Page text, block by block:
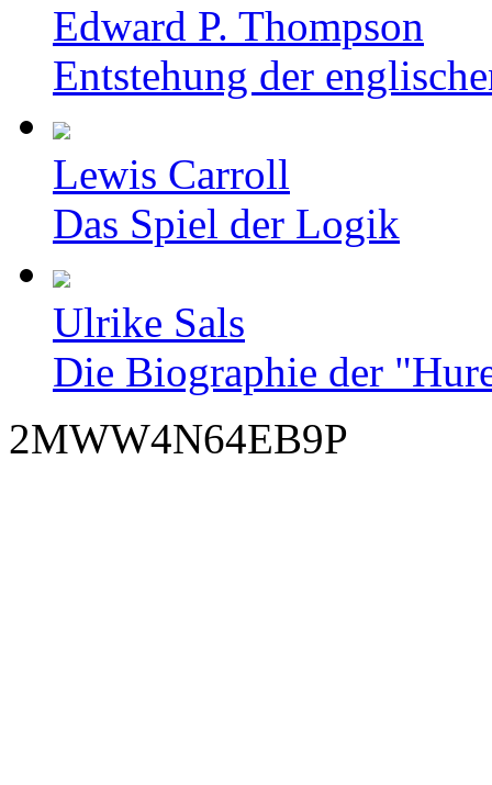
Edward P. Thompson
Entstehung der
Lewis Carroll
Das Spiel der Logik
Ulrike Sals
Die Biographie der
2MWW4N64EB9P